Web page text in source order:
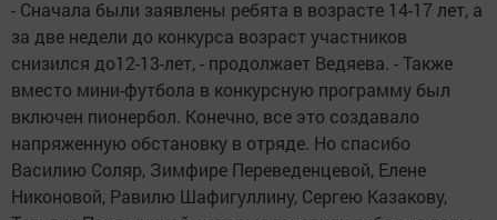
- Сначала были заявлены ребята в возрасте 14-17 лет, а
за две недели до конкурса возраст участников
снизился до12-13-лет, - продолжает Ведяева. - Также
вместо мини-футбола в конкурсную программу был
включен пионербол. Конечно, все это создавало
напряженную обстановку в отряде. Но спасибо
Василию Соляр, Зимфире Переведенцевой, Елене
Никоновой, Равилю Шафигуллину, Сергею Казакову,